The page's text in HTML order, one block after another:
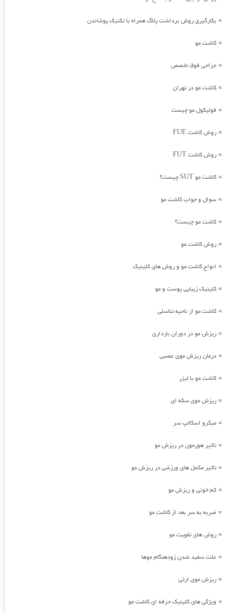
» بکارگیری روش برداشت پلاگ همراه با تکنیک پوشاندن
» کاشت مو
» جراحی فوق تخصص
» کاشت مو در تهران
» فولیکول مو چیست
» روش کاشت FUE
» روش کاشت FUT
» کاشت مو SUT چیست؟
» سوال و جواب کاشت مو
» کاشت مو چیست؟
» روش کاشت مو
» انواع کاشت مو و روش های کلینیک
» کلینیک زیبایی پوست و مو
» کاشت مو از ناحیه تناسلی
» ریزش مو در دوران بارداری
» درمان ریزش موی عصبی
» کاشت مو با لیزر
» ریزش موی سکه ای
» میکرو اسکالپ سر
» تاثیر هورمون در ریزش مو
» تاثیر مکمل های ورزشی در ریزش مو
» کم خونی و ریزش مو
» ضربه به سر بعد از کاشت مو
» روش های تقویت مو
» علت سفید شدن زودهنگام موها
» ریزش موی ارثی
» ویژگی های کلینیک حرفه ای کاشت مو